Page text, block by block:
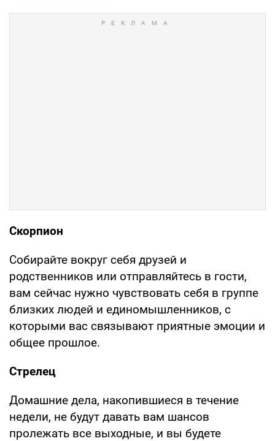
Скорпион
Собирайте вокруг себя друзей и
родственников или отправляйтесь в гости,
вам сейчас нужно чувствовать себя в группе
близких людей и единомышленников, с
которыми вас связывают приятные эмоции и
общее прошлое.
Стрелец
Домашние дела, накопившиеся в течение
недели, не будут давать вам шансов
пролежать все выходные, и вы будете